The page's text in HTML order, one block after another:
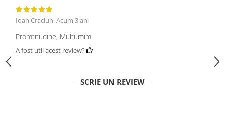
Ioan Craciun,Acum 3 ani
Promtitudine, Multumim
A fost util acest review?
SCRIE UN REVIEW